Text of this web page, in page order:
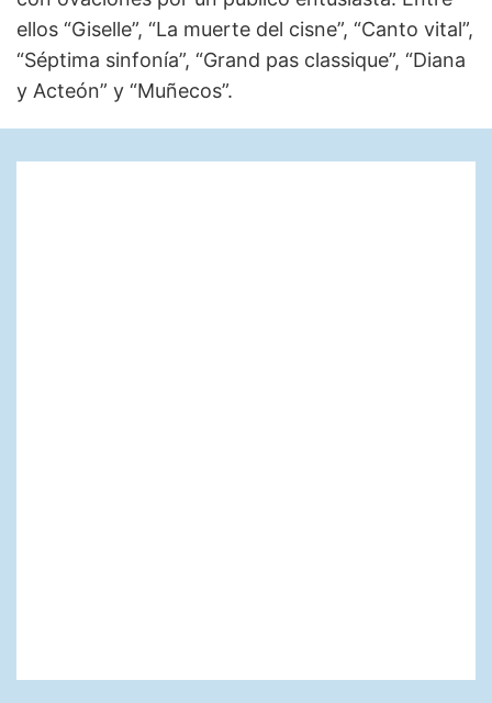
ellos “Giselle”, “La muerte del cisne”, “Canto vital”,
“Séptima sinfonía”, “Grand pas classique”, “Diana
y Acteón” y “Muñecos”.